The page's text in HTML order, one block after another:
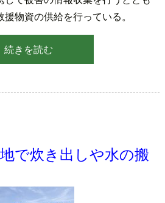
物資の供給を行っている。
続きを読む
で炊き出しや水の搬